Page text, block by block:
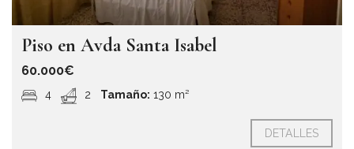
Piso en Avda Santa Isabel
60.000€
4 2 Tamaño: 130 m²
DETALLES